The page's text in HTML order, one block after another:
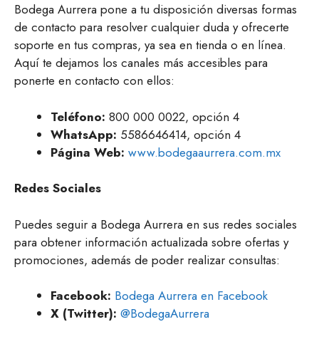
Bodega Aurrera pone a tu disposición diversas formas
de contacto para resolver cualquier duda y ofrecerte
soporte en tus compras, ya sea en tienda o en línea.
Aquí te dejamos los canales más accesibles para
ponerte en contacto con ellos:
Teléfono: 800 000 0022, opción 4
WhatsApp: 5586646414, opción 4
Página Web: www.bodegaaurrera.com.mx
Redes Sociales
Puedes seguir a Bodega Aurrera en sus redes sociales
para obtener información actualizada sobre ofertas y
promociones, además de poder realizar consultas:
Facebook: Bodega Aurrera en Facebook
X (Twitter): @BodegaAurrera